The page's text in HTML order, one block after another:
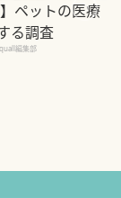
】ペットの医療
る調査
編集部